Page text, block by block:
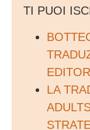
TI PUOI
LA